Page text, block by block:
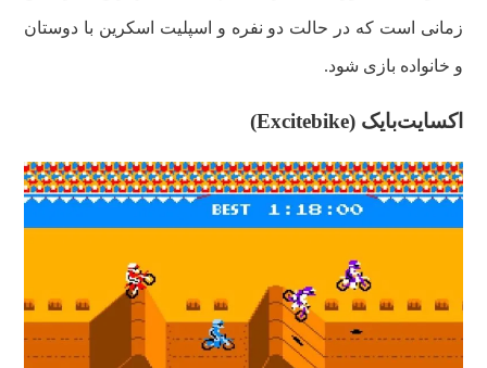
زمانی است که در حالت دو نفره و اسپلیت اسکرین با دوستان
و خانواده بازی شود.
اکسایت‌بایک (Excitebike)